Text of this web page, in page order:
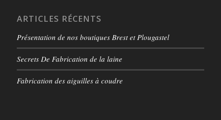
ARTICLES RÉCENTS
Présentation de nos boutiques Brest et Plougastel
Secrets De Fabrication de la laine
Fabrication des aiguilles à coudre